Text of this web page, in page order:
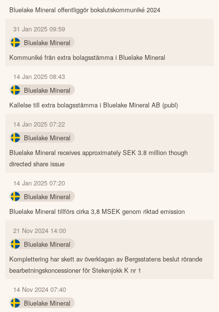
Bluelake Mineral offentliggör bokslutskommuniké 2024
31 Jan 2025 09:59
Bluelake Mineral
Kommuniké från extra bolagsstämma i Bluelake Mineral
14 Jan 2025 08:43
Bluelake Mineral
Kallelse till extra bolagsstämma i Bluelake Mineral AB (publ)
14 Jan 2025 07:22
Bluelake Mineral
Bluelake Mineral receives approximately SEK 3.8 million though
directed share issue
14 Jan 2025 07:20
Bluelake Mineral
Bluelake Mineral tillförs cirka 3,8 MSEK genom riktad emission
21 Nov 2024 14:00
Bluelake Mineral
Komplettering har skett av överklagan av Bergsstatens beslut rörande
bearbetningskoncessioner för Stekenjokk K nr 1
14 Nov 2024 07:40
Bluelake Mineral